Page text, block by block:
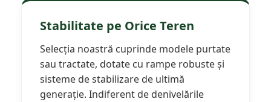
Tocătoare agricole
Tăvăluguri
Utilaje pentru vii şi livezi
Utilaje Strip-Till (prelucrare în
Stabilitate pe Orice Teren
Selecția noastră cuprinde modele purtate
sau tractate, dotate cu rampe robuste și
sisteme de stabilizare de ultimă
generație. Indiferent de denivelările